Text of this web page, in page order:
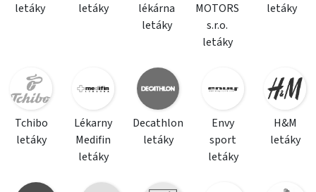
letáky
letáky
lékárna
letáky
MOTORS
s.r.o.
letáky
letáky
Tchibo
letáky
Lékarny
Medifin
letáky
Decathlon
letáky
Envy
sport
letáky
H&M
letáky